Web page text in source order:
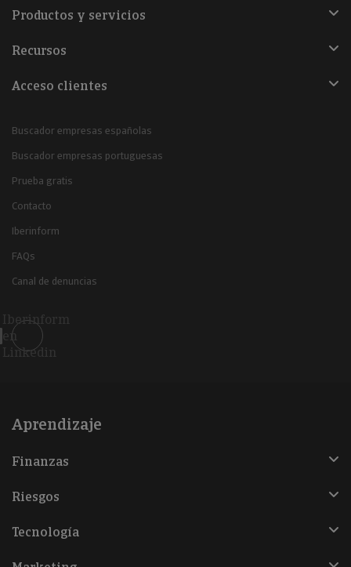
Productos y servicios
Recursos
Acceso clientes
Buscador empresas españolas
Buscador empresas portuguesas
Prueba gratis
Contacto
Iberinform
FAQs
Canal de denuncias
Iberinform
en
Linkedin
Aprendizaje
Finanzas
Riesgos
Tecnología